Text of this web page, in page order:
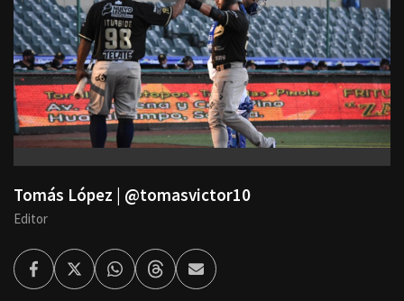
Tomás López | @tomasvictor10
Editor
FacebookTwitterWhatsappThreadsEnviar
por